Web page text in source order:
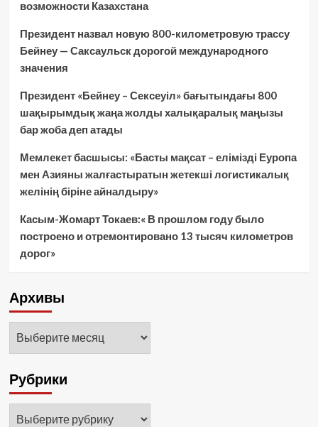
возможности Казахстана
Президент назвал новую 800-километровую трассу
Бейнеу — Саксаульск дорогой международного
значения
Президент «Бейнеу – Сексеуіл» бағытындағы 800
шақырымдық жаңа жолды халықаралық маңызы
бар жоба деп атады
Мемлекет басшысы: «Басты мақсат – елімізді Еуропа
мен Азияны жалғастыратын жетекші логистикалық
желінің біріне айналдыру»
Касым-Жомарт Токаев:« В прошлом году было
построено и отремонтировано 13 тысяч километров
дорог»
Архивы
Архивы
Рубрики
Рубрики